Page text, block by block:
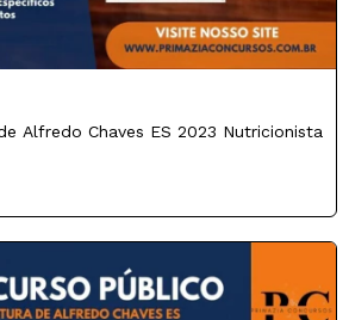
Alfredo Chaves ES 2023 Nutricionista